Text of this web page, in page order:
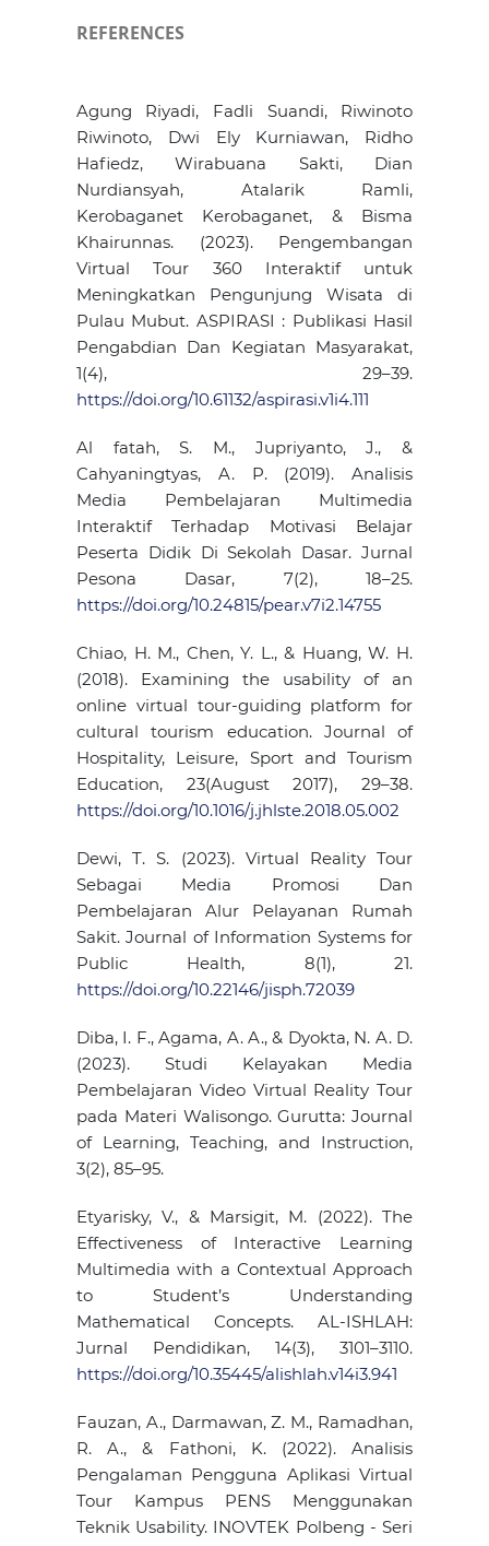
REFERENCES
Agung Riyadi, Fadli Suandi, Riwinoto
Riwinoto, Dwi Ely Kurniawan, Ridho
Hafiedz, Wirabuana Sakti, Dian
Nurdiansyah, Atalarik Ramli,
Kerobaganet Kerobaganet, & Bisma
Khairunnas. (2023). Pengembangan
Virtual Tour 360 Interaktif untuk
Meningkatkan Pengunjung Wisata di
Pulau Mubut. ASPIRASI : Publikasi Hasil
Pengabdian Dan Kegiatan Masyarakat,
1(4), 29–39.
https://doi.org/10.61132/aspirasi.v1i4.111
Al fatah, S. M., Jupriyanto, J., &
Cahyaningtyas, A. P. (2019). Analisis
Media Pembelajaran Multimedia
Interaktif Terhadap Motivasi Belajar
Peserta Didik Di Sekolah Dasar. Jurnal
Pesona Dasar, 7(2), 18–25.
https://doi.org/10.24815/pear.v7i2.14755
Chiao, H. M., Chen, Y. L., & Huang, W. H.
(2018). Examining the usability of an
online virtual tour-guiding platform for
cultural tourism education. Journal of
Hospitality, Leisure, Sport and Tourism
Education, 23(August 2017), 29–38.
https://doi.org/10.1016/j.jhlste.2018.05.002
Dewi, T. S. (2023). Virtual Reality Tour
Sebagai Media Promosi Dan
Pembelajaran Alur Pelayanan Rumah
Sakit. Journal of Information Systems for
Public Health, 8(1), 21.
https://doi.org/10.22146/jisph.72039
Diba, I. F., Agama, A. A., & Dyokta, N. A. D.
(2023). Studi Kelayakan Media
Pembelajaran Video Virtual Reality Tour
pada Materi Walisongo. Gurutta: Journal
of Learning, Teaching, and Instruction,
3(2), 85–95.
Etyarisky, V., & Marsigit, M. (2022). The
Effectiveness of Interactive Learning
Multimedia with a Contextual Approach
to Student’s Understanding
Mathematical Concepts. AL-ISHLAH:
Jurnal Pendidikan, 14(3), 3101–3110.
https://doi.org/10.35445/alishlah.v14i3.941
Fauzan, A., Darmawan, Z. M., Ramadhan,
R. A., & Fathoni, K. (2022). Analisis
Pengalaman Pengguna Aplikasi Virtual
Tour Kampus PENS Menggunakan
Teknik Usability. INOVTEK Polbeng - Seri